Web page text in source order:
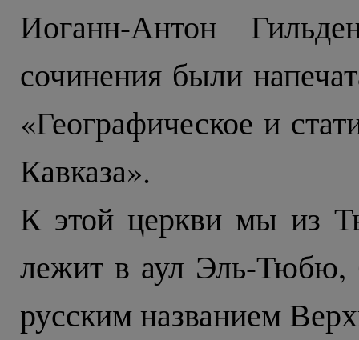
Иоганн-Антон
сочинения были
«Географическое и
Кавказа».
К этой церкви мы из
лежит в аул Эль-Тюбю,
русским названием